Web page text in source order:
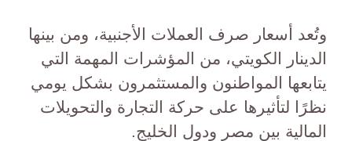
وتُعد أسعار صرف العملات الأجنبية، ومن بينها
الدينار الكويتي، من المؤشرات المهمة التي
يتابعها المواطنون والمستثمرون بشكل يومي
نظرًا لتأثيرها على حركة التجارة والتحويلات
المالية بين مصر ودول الخليج.